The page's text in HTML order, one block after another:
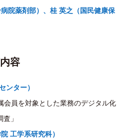
院薬剤部）、桂 英之（国民健康保
容
ンター）
会員を対象とした業務のデジタル化
」
工学系研究科）